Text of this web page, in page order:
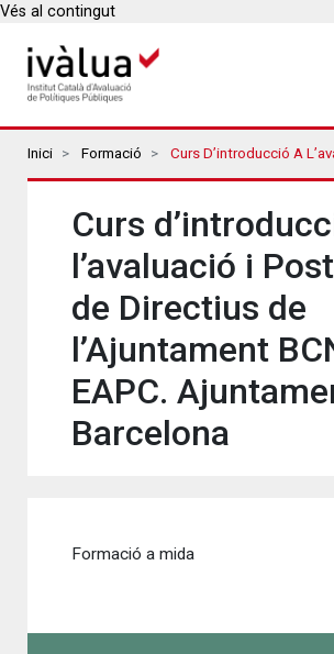
Vés al contingut
Breadcrumbs
Inici Formació Curs D’introducció A L’avaluació I Postgrau De Directius De L’Ajuntament BCN EAPC. Ajuntament
Curs
l’avaluació i
de Directius de
l’Ajuntament
EAPC.
Barcelona
Formació a mida